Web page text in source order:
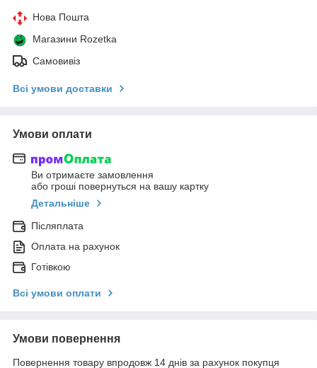
Нова Пошта
Магазини Rozetka
Самовивіз
Всі умови доставки
Умови оплати
Ви отримаєте замовлення
або гроші повернуться на вашу картку
Детальніше
Післяплата
Оплата на рахунок
Готівкою
Всі умови оплати
Умови повернення
Повернення товару впродовж 14 днів за рахунок покупця